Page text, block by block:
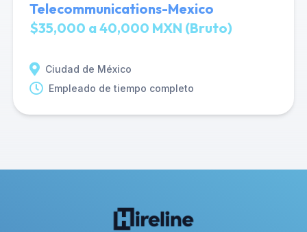
Telecommunications-Mexico
$35,000 a 40,000 MXN (Bruto)
Ciudad de México
Empleado de tiempo completo